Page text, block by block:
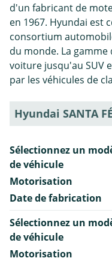
d'un fabricant de
en 1967. Hyundai est
consortium
du monde. La
voiture jusqu'au SUV
par les véhicules de
Hyundai SANTA
Sélectionnez un
de véhicule
Motorisation
Date de fabrication
Sélectionnez un
de véhicule
Motorisation